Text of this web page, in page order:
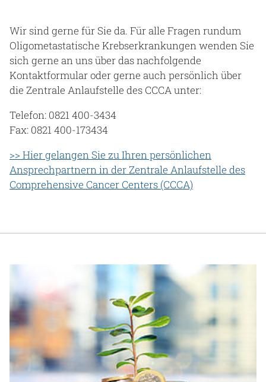
Beruf & Karriere
Wir sind gerne für Sie da. Für alle Fragen rundum
Oligometastatische Krebserkrankungen wenden Sie
sich gerne an uns über das nachfolgende
Kontaktformular oder gerne auch persönlich über
die Zentrale Anlaufstelle des CCCA unter:
Telefon: 0821 400-3434
Fax: 0821 400-173434
>> Hier gelangen Sie zu Ihren persönlichen
Ansprechpartnern in der Zentrale Anlaufstelle des
Comprehensive Cancer Centers (CCCA)